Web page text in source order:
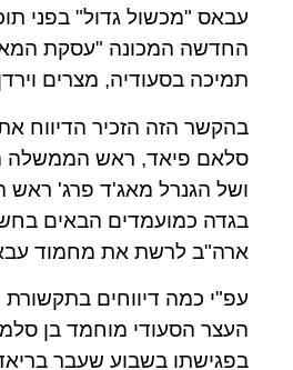
עבאס "מכשול גדול" בפני
החדשה המכונה "עסקת
תמיכה בסעודיה, מצרים
בהקשר הזה הזכיר הדיווח
סלאם פיאד, ראש הממשלה
ושל הגנרל מאג'ד פרג' ראש
בגדה כמועמדים הבאים
ארה"ב לרשת את מחמוד
עפ"י כמה דיווחים
העצר הסעודי מוחמד בן
בפגישתו בשבוע שעבר